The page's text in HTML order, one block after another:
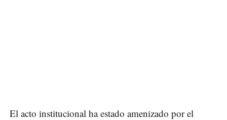
El acto institucional ha estado amenizado por el